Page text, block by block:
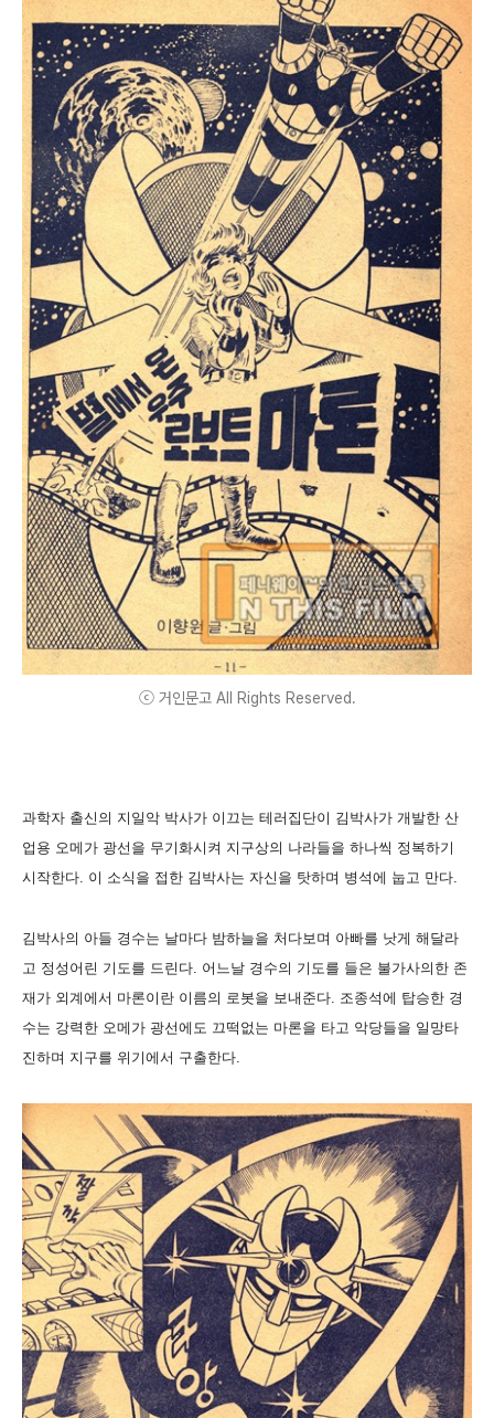
ⓒ 거인문고 All Rights Reserved.
과학자 출신의 지일악 박사가 이끄는 테러집단이 김박사가 개발한 산
업용 오메가 광선을 무기화시켜 지구상의 나라들을 하나씩 정복하기
시작한다. 이 소식을 접한 김박사는 자신을 탓하며 병석에 눕고 만다.
김박사의 아들 경수는 날마다 밤하늘을 처다보며 아빠를 낫게 해달라
고 정성어린 기도를 드린다. 어느날 경수의 기도를 들은 불가사의한 존
재가 외계에서 마론이란 이름의 로봇을 보내준다. 조종석에 탑승한 경
수는 강력한 오메가 광선에도 끄떡없는 마론을 타고 악당들을 일망타
진하며 지구를 위기에서 구출한다.